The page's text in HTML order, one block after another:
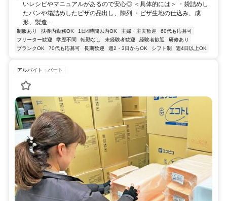
いレシピやマニュアルがあるので安心◎ ＜具体的には＞ ・袋詰めし
たパンや箱詰めしたピザの品出し、陳列 ・ピザ生地の仕込み、成
形、製造...
制服あり 扶養内勤務OK 1日4時間以内OK 主婦・主夫歓迎
60代も応募可
フリーター歓迎
学歴不問 転勤なし 未経験者歓迎 経験者歓迎
研修あり
ブランクOK
70代も応募可 長期歓迎 週2・3日からOK シフト制 週4日以上OK
アルバイト・パート